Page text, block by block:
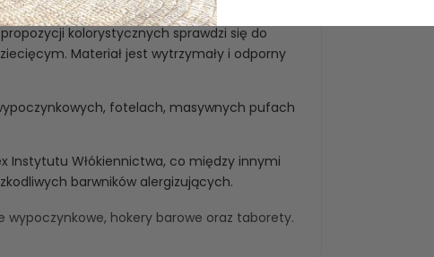
kolorystycznych sprawdzi się do
Materiał jest wytrzymały i odporny
fotelach, masywnych pufach
Instytutu Włókiennictwa, co między innymi
barwników alergizujących.
wypoczynkowe, hokery barowe oraz taborety.